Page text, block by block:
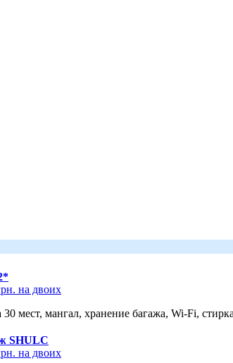
на двоих
мест, мангал, хранение багажа, Wi-Fi,
SHULC
на двоих